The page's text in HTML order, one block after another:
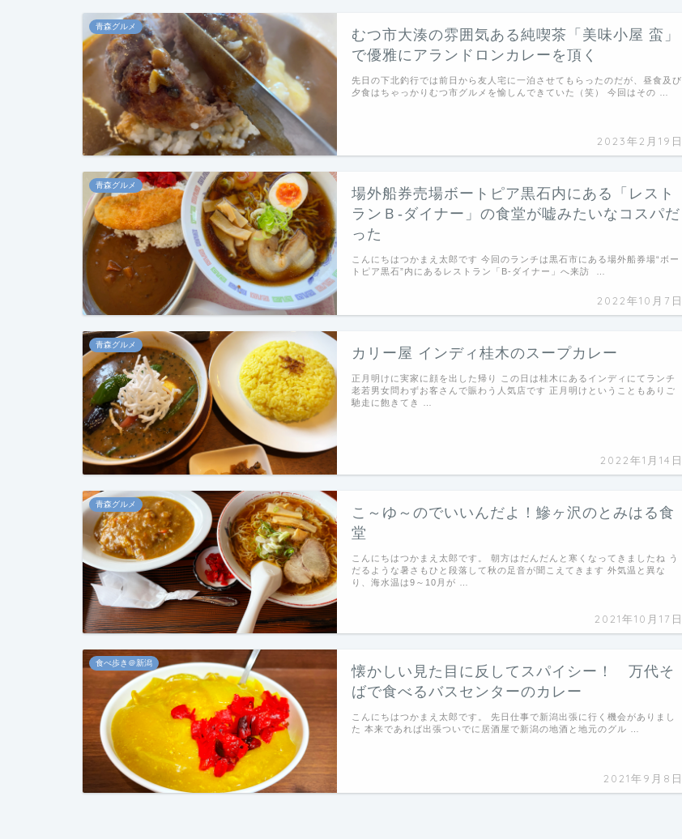
青森グルメ
むつ市大湊の雰囲気ある純喫茶「美味小屋 蛮」
で優雅にアランドロンカレーを頂く
2023年2月19日
先日の下北釣行では前日から友人宅に一泊させてもらったのだが、昼食及び
夕食はちゃっかりむつ市グルメを愉しんできていた（笑） 今回はその …
青森グルメ
場外船券売場ボートピア黒石内にある「レスト
ランＢ-ダイナー」の食堂が嘘みたいなコスパだ
った
2022年10月7日
こんにちはつかまえ太郎です 今回のランチは黒石市にある場外船券場“ボー
トピア黒石”内にあるレストラン「B-ダイナー」へ来訪 …
青森グルメ
カリー屋 インディ桂木のスープカレー
2022年1月14日
正月明けに実家に顔を出した帰り この日は桂木にあるインディにてランチ
老若男女問わずお客さんで賑わう人気店です 正月明けということもありご
馳走に飽きてき …
青森グルメ
こ～ゆ～のでいいんだよ！鰺ヶ沢のとみはる食
堂
2021年10月17日
こんにちはつかまえ太郎です。 朝方はだんだんと寒くなってきましたね う
だるような暑さもひと段落して秋の足音が聞こえてきます 外気温と異な
り、海水温は9～10月が …
食べ歩き＠新潟
懐かしい見た目に反してスパイシー！ 万代そ
ばで食べるバスセンターのカレー
2021年9月8日
こんにちはつかまえ太郎です。 先日仕事で新潟出張に行く機会がありまし
た 本来であれば出張ついでに居酒屋で新潟の地酒と地元のグル …